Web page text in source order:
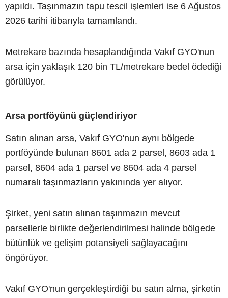
yapıldı. Taşınmazın tapu tescil işlemleri ise 6 Ağustos
2026 tarihi itibarıyla tamamlandı.
Metrekare bazında hesaplandığında Vakıf GYO'nun
arsa için yaklaşık 120 bin TL/metrekare bedel ödediği
görülüyor.
Arsa portföyünü güçlendiriyor
Satın alınan arsa, Vakıf GYO'nun aynı bölgede
portföyünde bulunan 8601 ada 2 parsel, 8603 ada 1
parsel, 8604 ada 1 parsel ve 8604 ada 4 parsel
numaralı taşınmazların yakınında yer alıyor.
Şirket, yeni satın alınan taşınmazın mevcut
parsellerle birlikte değerlendirilmesi halinde bölgede
bütünlük ve gelişim potansiyeli sağlayacağını
öngörüyor.
Vakıf GYO'nun gerçekleştirdiği bu satın alma, şirketin